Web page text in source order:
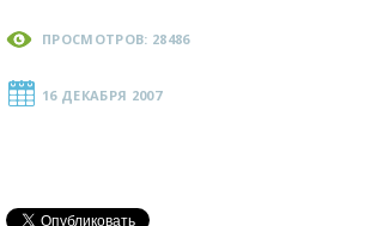
ПРОСМОТРОВ: 28486
16 ДЕКАБРЯ 2007